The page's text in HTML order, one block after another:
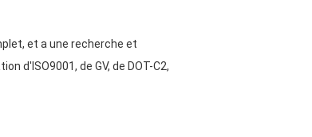
et a une recherche et
d'ISO9001, de GV, de DOT-C2,